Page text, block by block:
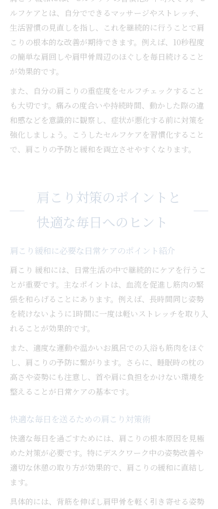
ルフケアとは、自分でできるマッサージやストレッチ、
生活習慣の見直しを指し、これを継続的に行うことで肩
こりの根本的な改善が期待できます。例えば、10秒程度
の簡単な肩回しや肩甲骨周辺のほぐしを毎日続けること
が効果的です。
また、自分の肩こりの重症度をセルフチェックすること
も大切です。痛みの度合いや持続時間、動かした際の違
和感などを意識的に観察し、症状が悪化する前に対策を
強化しましょう。こうしたセルフケアを習慣化すること
で、肩こりの予防と緩和を両立させやすくなります。
肩こり対策のポイントと
快適な毎日へのヒント
肩こり緩和に必要な日常ケアのポイント紹介
肩こり 緩和には、日常生活の中で継続的にケアを行うこ
とが重要です。主なポイントは、血流を促進し筋肉の緊
張を和らげることにあります。例えば、長時間同じ姿勢
を続けないように1時間に一度は軽いストレッチを取り入
れることが効果的です。
また、適度な運動や温かいお風呂での入浴も筋肉をほぐ
し、肩こりの予防に繋がります。さらに、睡眠時の枕の
高さや姿勢にも注意し、首や肩に負担をかけない環境を
整えることが日常ケアの基本です。
快適な毎日を送るための肩こり対策術
快適な毎日を過ごすためには、肩こりの根本原因を見極
めた対策が必要です。特にデスクワーク中の姿勢改善や
適切な休憩の取り方が効果的で、肩こりの緩和に直結し
ます。
具体的には、背筋を伸ばし肩甲骨を軽く引き寄せる姿勢